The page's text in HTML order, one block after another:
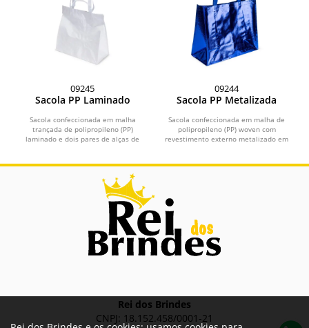
09245
Sacola PP Laminado
Sacola confeccionada em malha
trançada de polipropileno (PP)
laminado e dois pares de alças de
09244
Sacola PP Metalizada
Sacola confeccionada em malha de
polipropileno (PP) woven com
revestimento externo metalizado em
Rei dos Brindes
CNPJ: 18.152.458/0001-21